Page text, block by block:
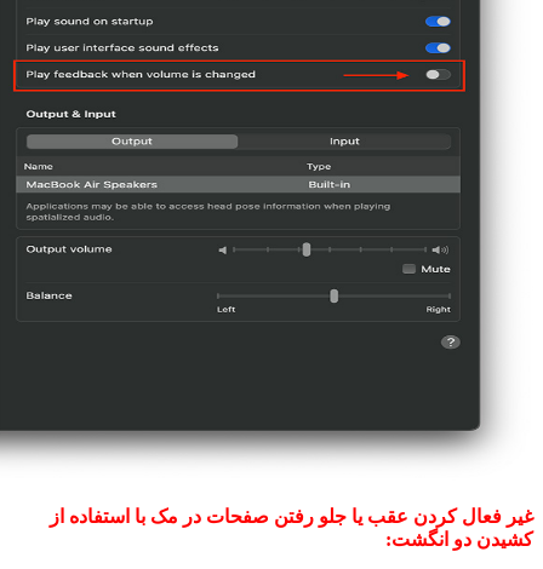
غیر فعال کردن عقب یا جلو رفتن صفحات در مک با استفاده از
کشیدن دو انگشت: